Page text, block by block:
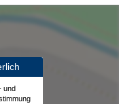
und